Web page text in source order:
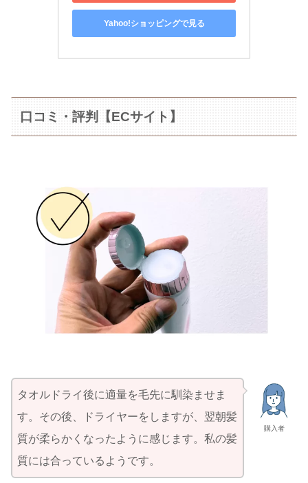
Yahoo!ショッピングで見る
口コミ・評判【ECサイト】
購入者
タオルドライ後に適量を毛先に馴染ませま
す。その後、ドライヤーをしますが、翌朝髪
質が柔らかくなったように感じます。私の髪
質には合っているようです。